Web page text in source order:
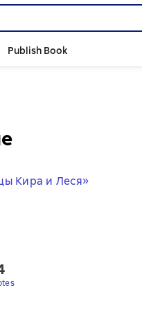
Publish Book
Кира и Леся»